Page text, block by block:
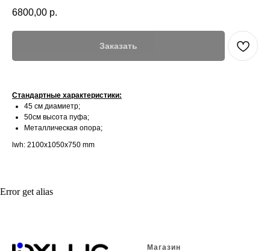
6800,00 р.
Заказать
Стандартные характеристики:
45 см диамиетр;
50см высота пуфа;
Металлическая опора;
lwh: 2100x1050x750 mm
Error get alias
Магазин